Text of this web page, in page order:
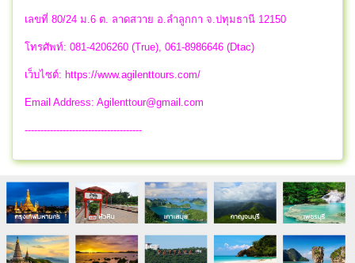
เลขที่ 80/24 ม.6 ต. ลาดสวาย อ.ลำลูกกา จ.ปทุมธานี 12150
โทรศัพท์: 081-4206260 (True), 061-8986646 (Dtac)
เว็บไซต์: https://www.agilenttours.com/
Email Address: Agilenttour@gmail.com
-------------------------------------